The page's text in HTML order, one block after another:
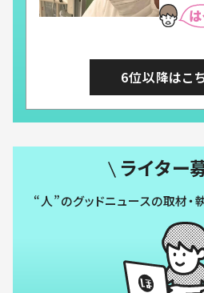
とは
6位以降はこ
ライター
“人”のグッドニュースの取材・